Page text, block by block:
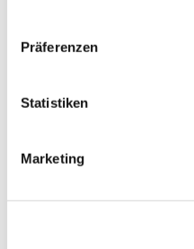
Präferenzen
Statistiken
Marketing